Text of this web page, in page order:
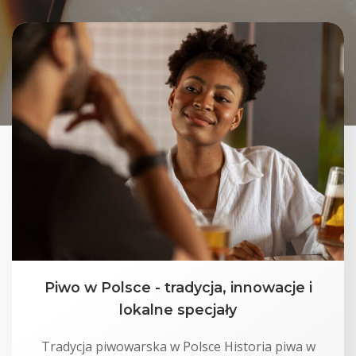
Piwo w Polsce - tradycja, innowacje i
lokalne specjały
Tradycja piwowarska w Polsce Historia piwa w